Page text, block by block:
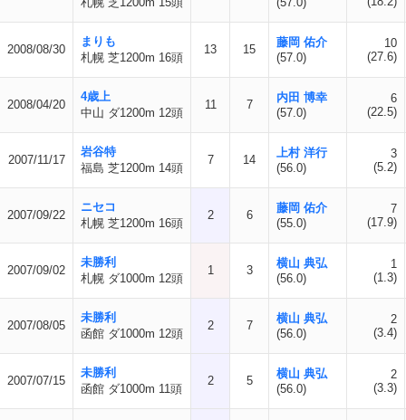
2008/08/30
まりも
札幌 芝1200m 16頭
13 15
藤岡 佑介
(57.0)
10
(27.6)
2008/04/20
4歳上
中山 ダ1200m 12頭
11 7
内田 博幸
(57.0)
6
(22.5)
2007/11/17
岩谷特
福島 芝1200m 14頭
7 14
上村 洋行
(56.0)
3
(5.2)
2007/09/22
ニセコ
札幌 芝1200m 16頭
2 6
藤岡 佑介
(55.0)
7
(17.9)
2007/09/02
未勝利
札幌 ダ1000m 12頭
1 3
横山 典弘
(56.0)
1
(1.3)
2007/08/05
未勝利
函館 ダ1000m 12頭
2 7
横山 典弘
(56.0)
2
(3.4)
2007/07/15
未勝利
函館 ダ1000m 11頭
2 5
横山 典弘
(56.0)
2
(3.3)